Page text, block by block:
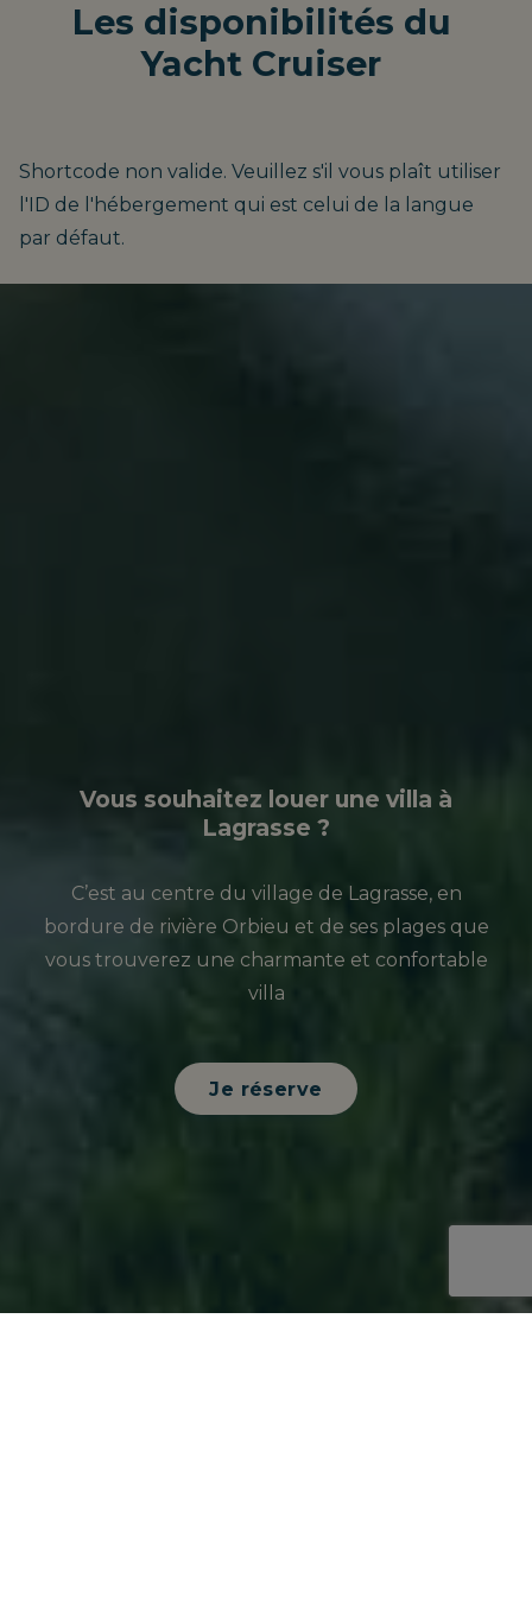
Les disponibilités du
Yacht Cruiser
Shortcode non valide. Veuillez s'il vous plaît utiliser
l'ID de l'hébergement qui est celui de la langue
par défaut.
Vous souhaitez louer une villa à
Lagrasse ?
C’est au centre du village de Lagrasse, en
bordure de rivière Orbieu et de ses plages que
vous trouverez une charmante et confortable
villa
Je réserve